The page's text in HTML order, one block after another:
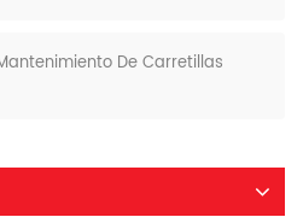
De Carretillas